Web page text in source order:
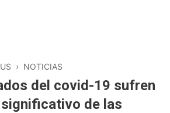
› NOTICIAS
del covid-19 sufren
de las